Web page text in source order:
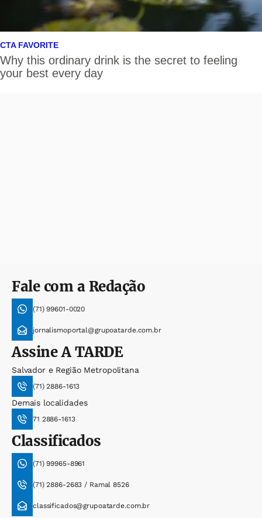
Fale com a Redação
(71) 99601-0020
jornalismoportal@grupoatarde.com.br
AssineA TARDE
Salvador e Região Metropolitana
(71) 2886-1613
Demais localidades
71 2886-1613
Classificados
(71) 99965-8961
(71) 2886-2683 / Ramal 8526
classificados@grupoatarde.com.br